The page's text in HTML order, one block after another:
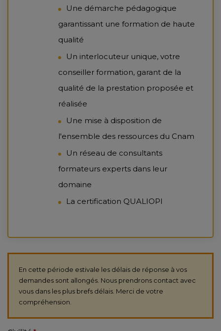
Une démarche pédagogique
garantissant une formation de haute
qualité
Un interlocuteur unique, votre
conseiller formation, garant de la
qualité de la prestation proposée et
réalisée
Une mise à disposition de
l'ensemble des ressources du Cnam
Un réseau de consultants
formateurs experts dans leur
domaine
La certification QUALIOPI
En cette période estivale les délais de réponse à vos
demandes sont allongés. Nous prendrons contact avec
vous dans les plus brefs délais. Merci de votre
compréhension.